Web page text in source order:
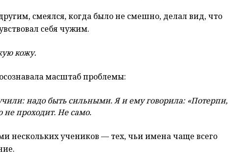
смеялся, когда было не смешно, делал вид, что
себя чужим.
кожу.
масштаб проблемы:
надо быть сильными. Я и ему говорила: «Потерпи,
не проходит. Не само.
нескольких учеников — тех, чьи имена чаще всего